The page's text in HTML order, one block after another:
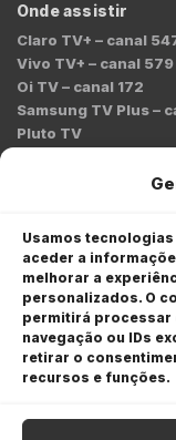
Usamos
aceder a
melhorar a
personalizados. O
permitirá processar
navegação ou IDs
retirar o
recursos e funções.
Onde assistir
Claro TV+ – canal
Vivo TV+ – canal 579
Oi TV – canal 172
Samsung TV Plus –
Pluto TV
Comercial:
Anuncie na BM&C
A BM&C News
através de TV,